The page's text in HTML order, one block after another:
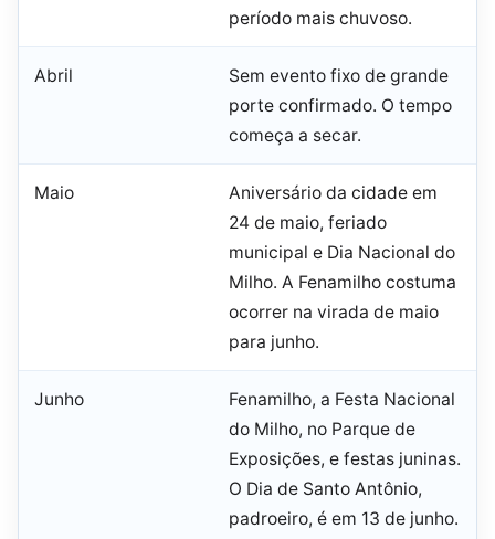
período mais chuvoso.
Abril
Sem evento fixo de grande
porte confirmado. O tempo
começa a secar.
Maio
Aniversário da cidade em
24 de maio, feriado
municipal e Dia Nacional do
Milho. A Fenamilho costuma
ocorrer na virada de maio
para junho.
Junho
Fenamilho, a Festa Nacional
do Milho, no Parque de
Exposições, e festas juninas.
O Dia de Santo Antônio,
padroeiro, é em 13 de junho.